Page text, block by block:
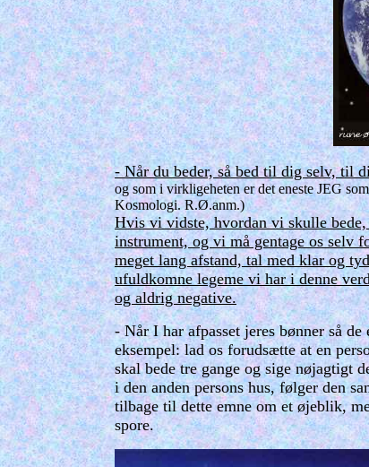
- Når du beder, så bed til dig selv, til
og som i virkligeheten er det eneste JEG
Kosmologi. R.Ø.anm.)
Hvis vi vidste, hvordan vi skulle
instrument, og vi må gentage os selv
meget lang afstand, tal med klar og
ufuldkomne legeme vi har i denne
og aldrig negative.
- Når I har afpasset jeres bønner så
eksempel: lad os forudsætte at en
skal bede tre gange og sige nøjagtigt
i den anden persons hus, følger den
tilbage til dette emne om et øjeblik,
spore.